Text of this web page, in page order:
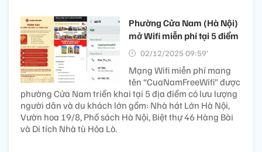
Phường Cửa Nam (Hà Nội)
mở Wifi miễn phí tại 5 điểm
02/12/2025 09:59’
Mạng Wifi miễn phí mang
tên “CuaNamFreeWifi” được
phường Cửa Nam triển khai tại 5 địa điểm có lưu lượng
người dân và du khách lớn gồm: Nhà hát Lớn Hà Nội,
Vườn hoa 19/8, Phố sách Hà Nội, Biệt thự 46 Hàng Bài
và Di tích Nhà tù Hỏa Lò.